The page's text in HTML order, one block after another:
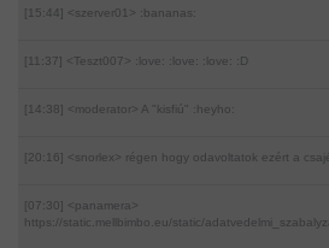
[15:44] <szerver01> :bananas:
[11:37] <Teszt007> :love: :love: :love: :D
[14:38] <moderator> A "kisfiú" :heyho:
[20:16] <snorlex> régen hogy odavoltatok ezért a
[07:30] <panamera>
https://static.mellbimbo.eu/static/